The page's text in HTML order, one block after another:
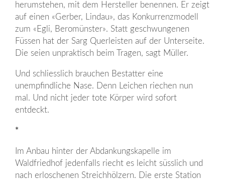
herumstehen, mit dem Hersteller benennen. Er zeigt
auf einen «Gerber, Lindau», das Konkurrenzmodell
zum «Egli, Beromünster». Statt geschwungenen
Füssen hat der Sarg Querleisten auf der Unterseite.
Die seien unpraktisch beim Tragen, sagt Müller.
Und schliesslich brauchen Bestatter eine
unempfindliche Nase. Denn Leichen riechen nun
mal. Und nicht jeder tote Körper wird sofort
entdeckt.
*
Im Anbau hinter der Abdankungskapelle im
Waldfriedhof jedenfalls riecht es leicht süsslich und
nach erloschenen Streichhölzern. Die erste Station